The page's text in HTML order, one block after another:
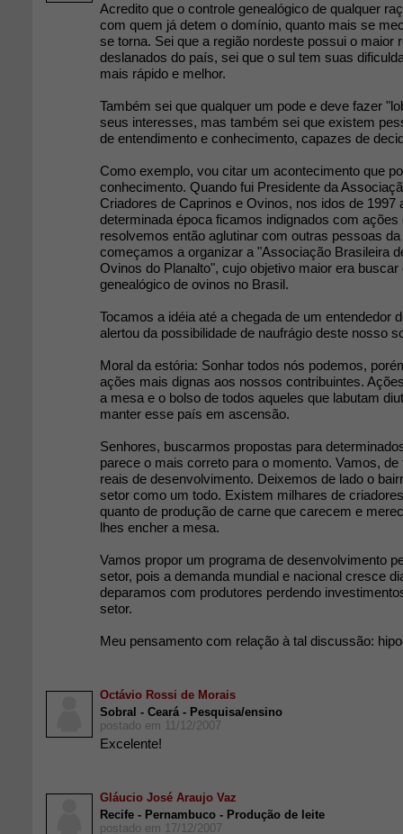
Acredito que o controle genealógico de qualquer
com quem já detem o domínio, quanto mais se
se torna. Sei que a região nordeste possui o maior
deslanados do país, sei que o sul tem suas
mais rápido e melhor.
Também sei que qualquer um pode e deve fazer
seus interesses, mas também sei que existem
de entendimento e conhecimento, capazes de
Como exemplo, vou citar um acontecimento que
conhecimento. Quando fui Presidente da
Criadores de Caprinos e Ovinos, nos idos de 1997
determinada época ficamos indignados com ações
resolvemos então aglutinar com outras pessoas
começamos a organizar a "Associação Brasileira
Ovinos do Planalto", cujo objetivo maior era buscar
genealógico de ovinos no Brasil.
Tocamos a idéia até a chegada de um entendedor
alertou da possibilidade de naufrágio deste nosso
Moral da estória: Sonhar todos nós podemos,
ações mais dignas aos nossos contribuintes.
a mesa e o bolso de todos aqueles que labutam
manter esse país em ascensão.
Senhores, buscarmos propostas para
parece o mais correto para o momento. Vamos,
reais de desenvolvimento. Deixemos de lado o
setor como um todo. Existem milhares de
quanto de produção de carne que carecem e
lhes encher a mesa.
Vamos propor um programa de desenvolvimento
setor, pois a demanda mundial e nacional cresce
deparamos com produtores perdendo
setor.
Meu pensamento com relação à tal discussão:
Octávio Rossi de Morais
Sobral - Ceará - Pesquisa/ensino
postado em 11/12/2007
Excelente!
Gláucio José Araujo Vaz
Recife - Pernambuco - Produção de leite
postado em 17/12/2007